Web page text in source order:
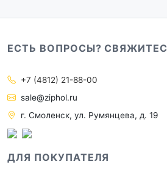
ЕСТЬ ВОПРОСЫ?
+7 (4812) 21-88-00
sale@ziphol.ru
г. Смоленск, ул. Румянцева, д. 19
ДЛЯ ПОКУПАТЕЛЯ